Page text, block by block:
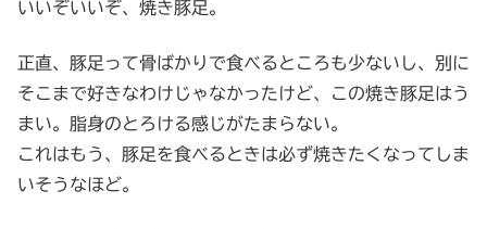
いいぞいいぞ、焼き豚足。
正直、豚足って骨ばかりで食べるところも少ないし、別に
そこまで好きなわけじゃなかったけど、この焼き豚足はう
まい。脂身のとろける感じがたまらない。
これはもう、豚足を食べるときは必ず焼きたくなってしま
いそうなほど。